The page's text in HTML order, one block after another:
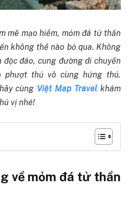
mê mạo hiểm, mỏm đá tử thần
không thể nào bỏ qua. Không
đáo, cung đường di chuyển
phượt thủ vô cùng hứng thú.
cùng Việt Map Travel khám
vị nhé!
về mỏm đá tử thần